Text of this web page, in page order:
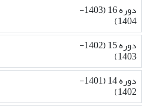
دوره 16 (1403-
1404)
دوره 15 (1402-
1403)
دوره 14 (1401-
1402)